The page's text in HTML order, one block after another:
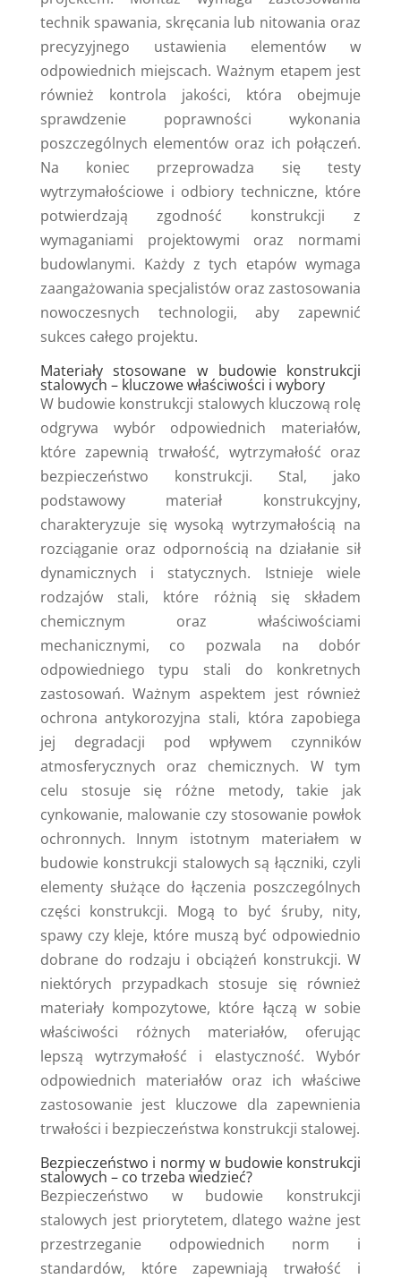
technik spawania, skręcania lub nitowania oraz
precyzyjnego ustawienia elementów w
odpowiednich miejscach. Ważnym etapem jest
również kontrola jakości, która obejmuje
sprawdzenie poprawności wykonania
poszczególnych elementów oraz ich połączeń.
Na koniec przeprowadza się testy
wytrzymałościowe i odbiory techniczne, które
potwierdzają zgodność konstrukcji z
wymaganiami projektowymi oraz normami
budowlanymi. Każdy z tych etapów wymaga
zaangażowania specjalistów oraz zastosowania
nowoczesnych technologii, aby zapewnić
sukces całego projektu.
Materiały stosowane w budowie konstrukcji
stalowych – kluczowe właściwości i wybory
W budowie konstrukcji stalowych kluczową rolę
odgrywa wybór odpowiednich materiałów,
które zapewnią trwałość, wytrzymałość oraz
bezpieczeństwo konstrukcji. Stal, jako
podstawowy materiał konstrukcyjny,
charakteryzuje się wysoką wytrzymałością na
rozciąganie oraz odpornością na działanie sił
dynamicznych i statycznych. Istnieje wiele
rodzajów stali, które różnią się składem
chemicznym oraz właściwościami
mechanicznymi, co pozwala na dobór
odpowiedniego typu stali do konkretnych
zastosowań. Ważnym aspektem jest również
ochrona antykorozyjna stali, która zapobiega
jej degradacji pod wpływem czynników
atmosferycznych oraz chemicznych. W tym
celu stosuje się różne metody, takie jak
cynkowanie, malowanie czy stosowanie powłok
ochronnych. Innym istotnym materiałem w
budowie konstrukcji stalowych są łączniki, czyli
elementy służące do łączenia poszczególnych
części konstrukcji. Mogą to być śruby, nity,
spawy czy kleje, które muszą być odpowiednio
dobrane do rodzaju i obciążeń konstrukcji. W
niektórych przypadkach stosuje się również
materiały kompozytowe, które łączą w sobie
właściwości różnych materiałów, oferując
lepszą wytrzymałość i elastyczność. Wybór
odpowiednich materiałów oraz ich właściwe
zastosowanie jest kluczowe dla zapewnienia
trwałości i bezpieczeństwa konstrukcji stalowej.
Bezpieczeństwo i normy w budowie konstrukcji
stalowych – co trzeba wiedzieć?
Bezpieczeństwo w budowie konstrukcji
stalowych jest priorytetem, dlatego ważne jest
przestrzeganie odpowiednich norm i
standardów, które zapewniają trwałość i